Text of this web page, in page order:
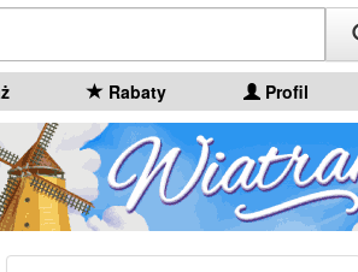
Rabaty Profil